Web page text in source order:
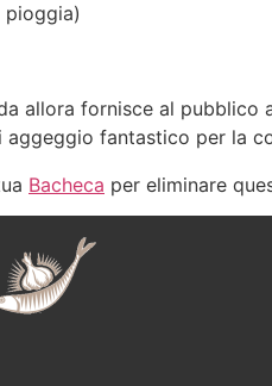
pioggia)
allora fornisce al
fantastico per la
Bacheca per eliminare